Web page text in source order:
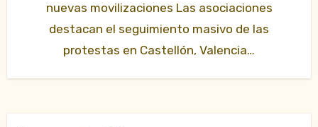
nuevas movilizaciones Las asociaciones
destacan el seguimiento masivo de las
protestas en Castellón, Valencia…